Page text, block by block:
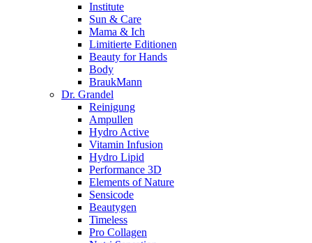
Institute
Sun & Care
Mama & Ich
Limitierte Editionen
Beauty for Hands
Body
BraukMann
Dr. Grandel
Reinigung
Ampullen
Hydro Active
Vitamin Infusion
Hydro Lipid
Performance 3D
Elements of Nature
Sensicode
Beautygen
Timeless
Pro Collagen